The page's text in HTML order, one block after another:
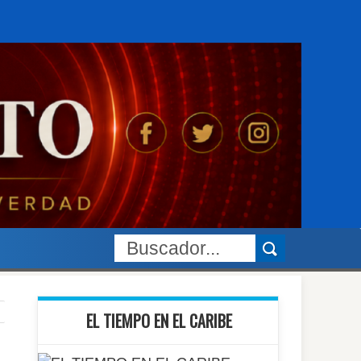
EL TIEMPO EN EL CARIBE